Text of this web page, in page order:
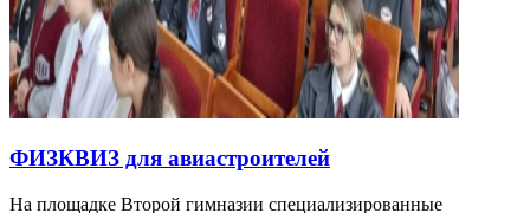
ФИЗКВИЗ для авиастроителей
На площадке Второй гимназии специализированные